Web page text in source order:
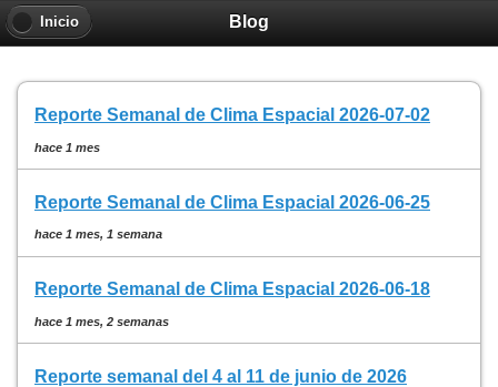
Blog
Inicio
Reporte Semanal de Clima Espacial 2026-07-02
hace 1 mes
Reporte Semanal de Clima Espacial 2026-06-25
hace 1 mes, 1 semana
Reporte Semanal de Clima Espacial 2026-06-18
hace 1 mes, 2 semanas
Reporte semanal del 4 al 11 de junio de 2026